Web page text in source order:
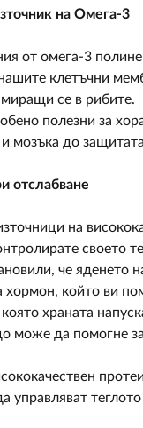
на Омега-3
от омега-3
клетъчни
се в рибите.
полезни за
мозъка до
отслабване
на
своето
че яденето
хормон, който ви
храната
може да помогне
управляват теглото